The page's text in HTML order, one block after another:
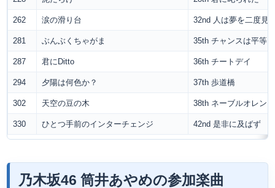
262 涙の滑り台 32nd 人は夢を二度見
281 ぶんぶくちゃがま 35th チャンスは平等
287 君にDitto 36th チートデイ
294 夕陽は何色か？ 37th 歩道橋
302 天空の豆の木 38th ネーブルオレンジ
330 ひとつ手前のインターチェンジ 42nd 是非に及ばず
乃木坂46 筒井あやめの参加楽曲